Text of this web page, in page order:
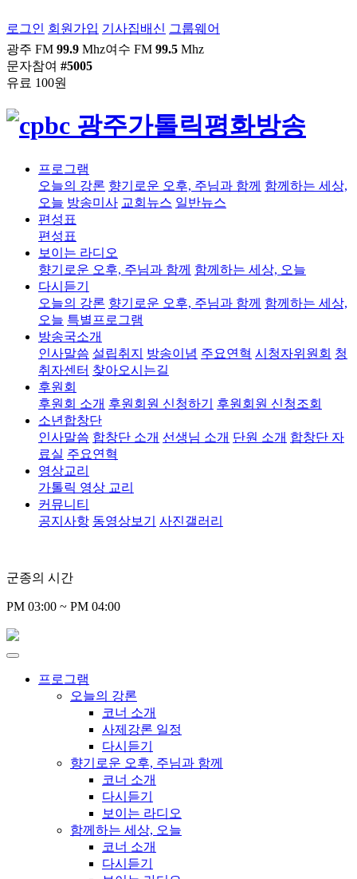
로그인 회원가입 기사집배신 그룹웨어
광주 FM 99.9 Mhz여수 FM 99.5 Mhz
문자참여 #5005
유료 100원
프로그램
오늘의 강론 향기로운 오후, 주님과 함께 함께하는 세상,
오늘 방송미사 교회뉴스 일반뉴스
편성표
편성표
보이는 라디오
향기로운 오후, 주님과 함께 함께하는 세상, 오늘
다시듣기
오늘의 강론 향기로운 오후, 주님과 함께 함께하는 세상,
오늘 특별프로그램
방송국소개
인사말씀 설립취지 방송이념 주요연혁 시청자위원회 청
취자센터 찾아오시는길
후원회
후원회 소개 후원회원 신청하기
후원회원 신청조회
소년합창단
인사말씀 합창단 소개 선생님 소개 단원 소개 합창단 자
료실 주요연혁
영상교리
가톨릭 영상 교리
커뮤니티
공지사항 동영상보기 사진갤러리
군종의 시간
PM 03:00 ~ PM 04:00
프로그램
오늘의 강론
코너 소개
사제강론 일정
다시듣기
향기로운 오후, 주님과 함께
코너 소개
다시듣기
보이는 라디오
함께하는 세상, 오늘
코너 소개
다시듣기